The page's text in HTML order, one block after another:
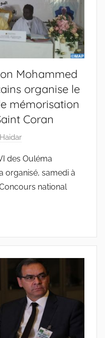
Mohammed
organise le
mémorisation
Coran
des Ouléma
organisé, samedi à
national